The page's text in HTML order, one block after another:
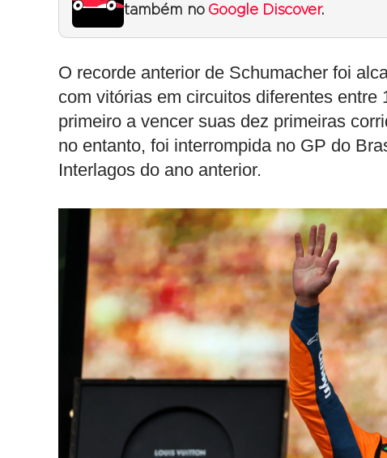
também no Google Discover.
O recorde anterior de Schumacher foi
com vitórias em circuitos diferentes
primeiro a vencer suas dez primeiras
no entanto, foi interrompida no GP do
Interlagos do ano anterior.